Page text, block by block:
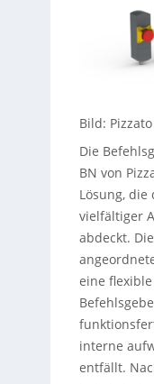
Bild:
Die
BN von
Lösung,
vielfältiger
abdeckt.
eine
interne
entfällt.